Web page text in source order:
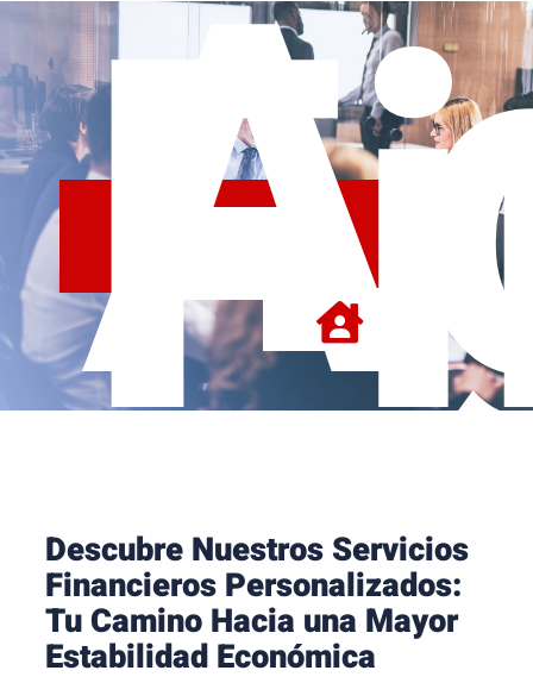
Descubre Nuestros Servicios
Financieros Personalizados:
Tu Camino Hacia una Mayor
Estabilidad Económica